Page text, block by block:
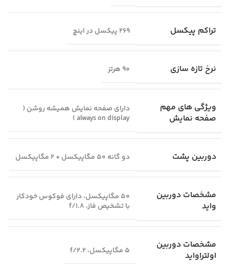
تراکم پیکسل 269 پیکسل در اینچ
نرخ تازه‌ سازی 90 هرتز
ویژگی‌ های مهم
صفحه نمایش
دارای صفحه نمایش همیشه روشن (
always on display )
دوربین پشت دو گانه 50 مگاپیکسل + 2 مگاپیکسل
مشخصات دوربین
واید
50 مگاپیکسل، دارای فوکوس خودکار
با تشخیص فاز، f/1.8
مشخصات دوربین
اولتراواید
5 مگاپیکسل، f/2.2